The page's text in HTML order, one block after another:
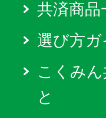
共済商品
選び方ガ
こくみ
と